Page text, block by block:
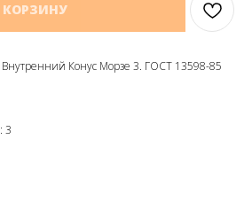
КОРЗИНУ
Конус Морзе 3. ГОСТ 13598-85
3